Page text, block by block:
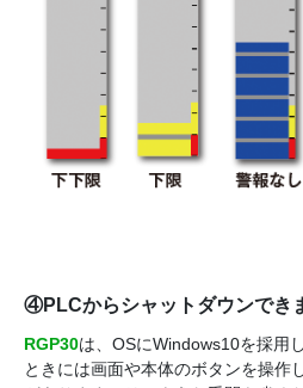
④PLCからシャットダウンでき
RGP30は、OSにWindows10を採用
ときには画面や本体のボタンを操作